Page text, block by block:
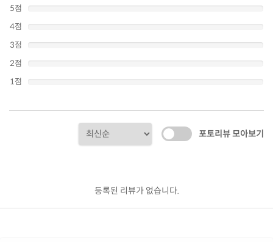
5점
4점
3점
2점
1점
포토리뷰 모아보기
등록된 리뷰가 없습니다.